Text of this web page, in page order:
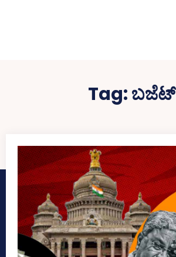
Tag:ಬಜೆಟ್‌